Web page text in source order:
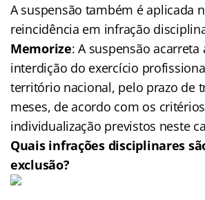
A suspensão também é aplicada
reincidência em infração
Memorize: A suspensão
interdição do exercício
território nacional, pelo prazo de
meses, de acordo com os
individualização previstos neste
Quais infrações disciplinares
exclusão?